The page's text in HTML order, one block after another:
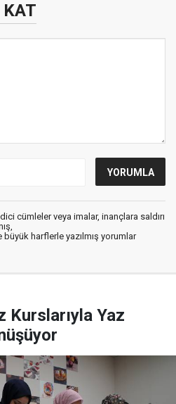
KAT
cümleler veya imalar, inançlara saldırı
harflerle yazılmış yorumlar
Kurslarıyla Yaz